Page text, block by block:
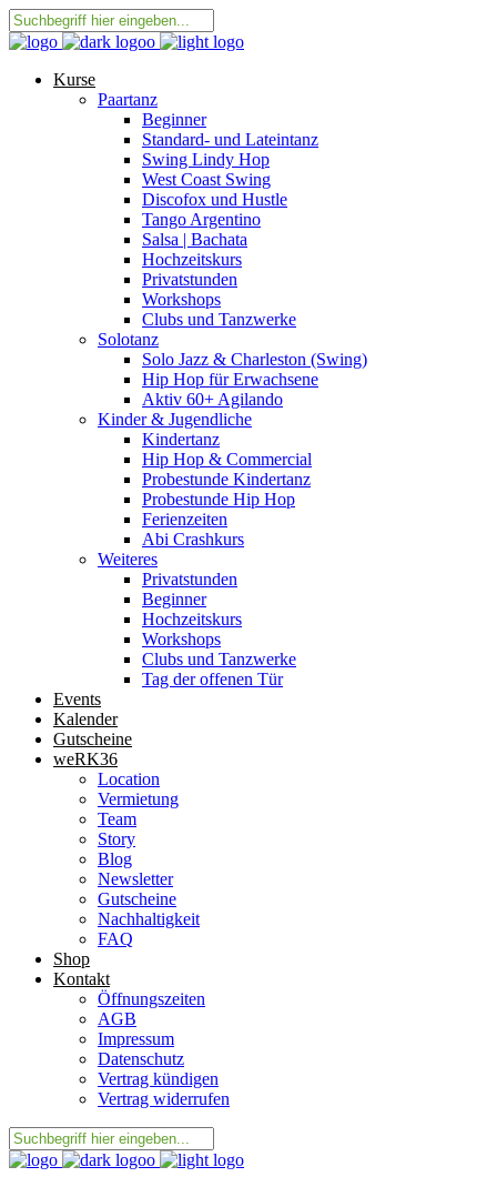
Kurse
Paartanz
Beginner
Standard- und Lateintanz
Swing Lindy Hop
West Coast Swing
Discofox und Hustle
Tango Argentino
Salsa | Bachata
Hochzeitskurs
Privatstunden
Workshops
Clubs und Tanzwerke
Solotanz
Solo Jazz & Charleston (Swing)
Hip Hop für Erwachsene
Aktiv 60+ Agilando
Kinder & Jugendliche
Kindertanz
Hip Hop & Commercial
Probestunde Kindertanz
Probestunde Hip Hop
Ferienzeiten
Abi Crashkurs
Weiteres
Privatstunden
Beginner
Hochzeitskurs
Workshops
Clubs und Tanzwerke
Tag der offenen Tür
Events
Kalender
Gutscheine
weRK36
Location
Vermietung
Team
Story
Blog
Newsletter
Gutscheine
Nachhaltigkeit
FAQ
Shop
Kontakt
Öffnungszeiten
AGB
Impressum
Datenschutz
Vertrag kündigen
Vertrag widerrufen